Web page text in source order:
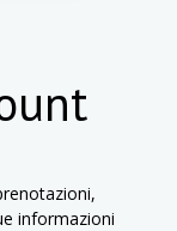
informazioni